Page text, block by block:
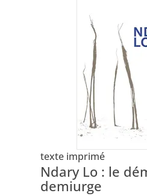
texte imprimé
Ndary Lo : le
demiurge